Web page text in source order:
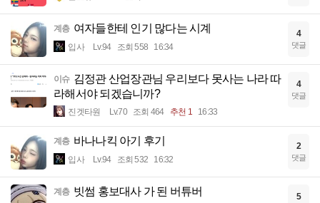
계층 여자들한테 인기 많다는 시계
입사 Lv.94 조회 558 16:34
4
댓글
이슈 김정관 산업장관님 우리보다 못사는 나라 따
라해서야 되겠습니까?
진겟타원 Lv.70 조회 464 추천 1 16:33
4
댓글
계층 바나나킥 아기 후기
입사 Lv.94 조회 532 16:32
2
댓글
계층 빗썸 홍보대사 가 된 버튜버 5